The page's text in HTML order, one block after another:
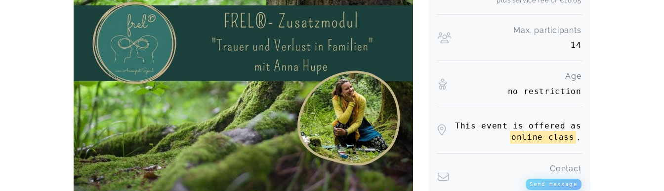
Berührung kommen konnte. Vorallem
der kreativ Ansatz mit dem ich
meinen Abschieden begegnen
konnte, wird mich noch sehr lange
tragen... Danke liebe Anna 🧡
Wow was für ein bewegendes
Wochenende. 3 Tage im Zeichen von
Trauer und Verlust. Was mich am
meisten nachhaltig prägt: Zu sehen
wie oft wir und unsere Kinder täglich
Abschied nehmen, im Große und
Kleinen, in Erwartungen, die nicht
erfüllt werden können, in
Übergängen, die ständig in unserem
Alltag stattfinden. Diese Abschiede
Strategien im Umgang fehlen. Das
Modul bietet eine gute Mischung aus
Übungen & Selbsterfahrung. Anna
verfügt über einen großen
Erfahrungsschatz und es gab auch
immer wieder die Möglichkeit zum
Austausch mit den anderen
Teilnehmerinnen. Danke liebe Anna
für das schöne Modul, welches mir
bei dem „schweren“ Thema die
Berührungsangst genommen und
mehr Leichtigkeit gegeben hat.
Kerstin,
Danke Anna für alle deine Expertise
und Feinfühligkeit, für all dein Sein,
Max. participants
14
Age
no restriction
This event is offered as
online class .
Contact
Send message